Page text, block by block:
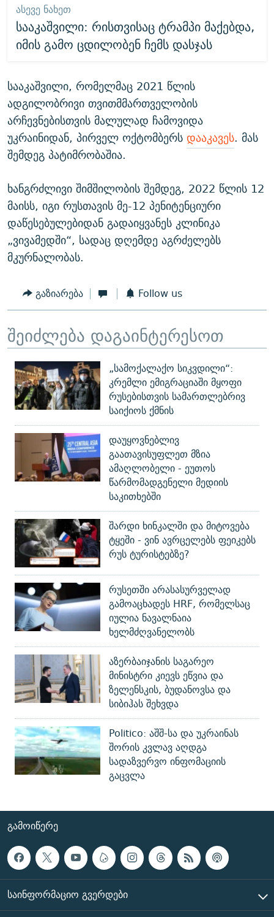
ᲐᲡᲔᲕᲔ ᲜᲐᲮᲔᲗ
სააკაშვილი: რისთვისაც ტრამპი მაქებდა,
იმის გამო ცდილობენ ჩემს დასჯას
სააკაშვილი, რომელმაც 2021 წლის
ადგილობრივი თვითმმართველობის
არჩევნებისთვის მალულად ჩამოვიდა
უკრაინიდან, პირველ ოქტომბერსდააკავეს. მას
შემდეგ პატიმრობაშია.
ხანგრძლივი შიმშილობის შემდეგ, 2022 წლის 12
მაისს, იგი რუსთავის მე-12 პენიტენციური
დაწესებულებიდან გადაიყვანეს კლინიკა
„ვივამედში“, სადაც დღემდე აგრძელებს
მკურნალობას.
გაზიარება Follow us
შეიძლება დაგაინტერესოთ
„სამოქალაქო სიკვდილი“:
კრემლი ემიგრაციაში მყოფი
რუსებისთვის სამართლებრივ
საიქიოს ქმნის
დაუყოვნებლივ
გაათავისუფლეთ მზია
ამაღლობელი - ეუთოს
წარმომადგენელი მედიის
საკითხებში
შარდი ხინკალში და მიტოვება
ტყეში - ვინ ავრცელებს ფეიკებს
რუს ტურისტებზე?
რუსეთში არასასურველად
გამოაცხადეს HRF, რომელსაც
იულია ნავალნაია
ხელმძღვანელობს
აზერბაიჯანის საგარეო
მინისტრი კიევს ეწვია და
ზელენსკის, ბუდანოვსა და
სიბიჰას შეხვდა
Politico: აშშ-სა და უკრაინას
შორის კვლავ აღდგა
სადაზვერვო ინფომაციის
გაცვლა
ᲒᲐᲛᲝᲘᲬᲔᲠᲔ
ᲡᲐᲘᲜᲤᲝᲠᲛᲐᲪᲘᲝ ᲒᲕᲔᲠᲓᲔᲑᲘ